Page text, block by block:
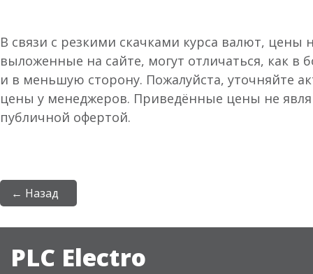
В связи с резкими скачками курса валют, цены
выложенные на сайте, могут отличаться, как в
и в меньшую сторону. Пожалуйста, уточняйте
цены у менеджеров. Приведённые цены не
публичной офертой.
← Назад
PLC Electro